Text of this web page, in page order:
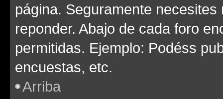
página. Seguramente
reponder. Abajo de cada foro
permitidas. Ejemplo: Podéss
encuestas, etc.
Arriba